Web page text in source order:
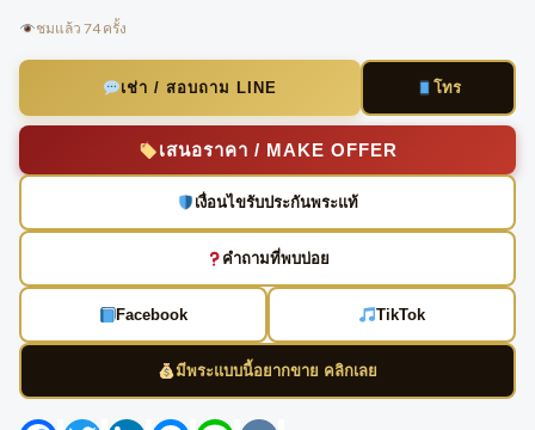
ชมแล้ว 74 ครั้ง
เช่า / สอบถาม LINE โทร
เสนอราคา / MAKE OFFER
เงื่อนไขรับประกันพระแท้
คำถามที่พบบ่อย
Facebook TikTok
มีพระแบบนี้อยากขาย คลิกเลย